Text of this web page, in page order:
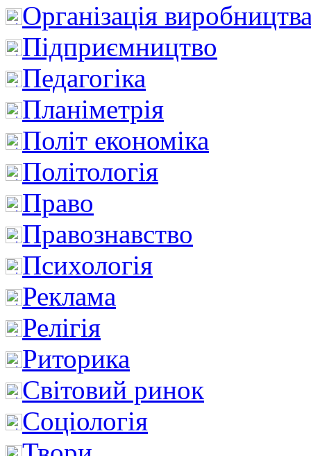
Організація
Підприємництво
Педагогіка
Планіметрія
Політ економіка
Політологія
Право
Правознавство
Психологія
Реклама
Релігія
Риторика
Світовий ринок
Соціологія